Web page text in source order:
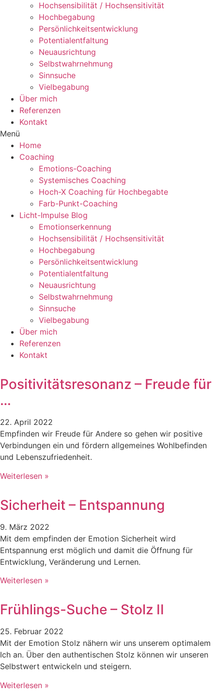
Hochsensibilität / Hochsensitivität
Hochbegabung
Persönlichkeitsentwicklung
Potentialentfaltung
Neuausrichtung
Selbstwahrnehmung
Sinnsuche
Vielbegabung
Über mich
Referenzen
Kontakt
Menü
Home
Coaching
Emotions-Coaching
Systemisches Coaching
Hoch-X Coaching für Hochbegabte
Farb-Punkt-Coaching
Licht-Impulse Blog
Emotionserkennung
Hochsensibilität / Hochsensitivität
Hochbegabung
Persönlichkeitsentwicklung
Potentialentfaltung
Neuausrichtung
Selbstwahrnehmung
Sinnsuche
Vielbegabung
Über mich
Referenzen
Kontakt
Positivitätsresonanz – Freude für
…
22. April 2022
Empfinden wir Freude für Andere so gehen wir positive
Verbindungen ein und fördern allgemeines Wohlbefinden
und Lebenszufriedenheit.
Weiterlesen »
Sicherheit – Entspannung
9. März 2022
Mit dem empfinden der Emotion Sicherheit wird
Entspannung erst möglich und damit die Öffnung für
Entwicklung, Veränderung und Lernen.
Weiterlesen »
Frühlings-Suche – Stolz II
25. Februar 2022
Mit der Emotion Stolz nähern wir uns unserem optimalem
Ich an. Über den authentischen Stolz können wir unseren
Selbstwert entwickeln und steigern.
Weiterlesen »